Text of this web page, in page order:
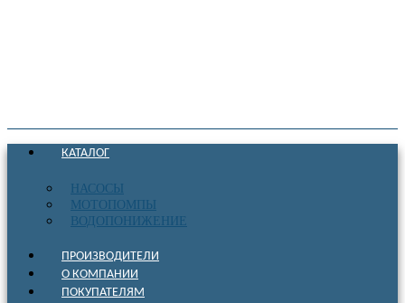
КАТАЛОГ
НАСОСЫ
МОТОПОМПЫ
ВОДОПОНИЖЕНИЕ
ПРОИЗВОДИТЕЛИ
О КОМПАНИИ
ПОКУПАТЕЛЯМ